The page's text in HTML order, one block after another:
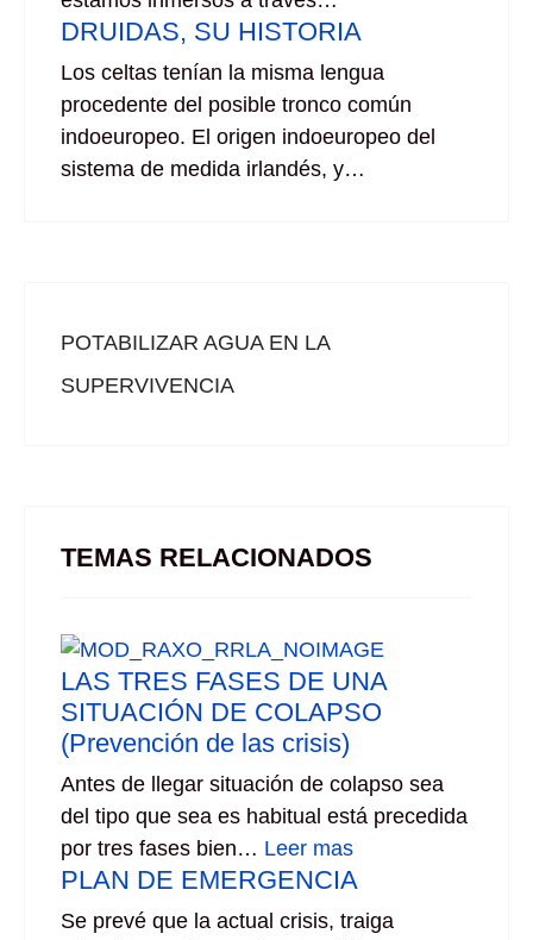
DRUIDAS, SU HISTORIA
Los celtas tenían la misma lengua
procedente del posible tronco común
indoeuropeo. El origen indoeuropeo del
sistema de medida irlandés, y…
POTABILIZAR AGUA EN LA
SUPERVIVENCIA
TEMAS RELACIONADOS
LAS TRES FASES DE UNA
SITUACIÓN DE COLAPSO
(Prevención de las crisis)
Antes de llegar situación de colapso sea
del tipo que sea es habitual está precedida
por tres fases bien… Leer mas
PLAN DE EMERGENCIA
Se prevé que la actual crisis, traiga